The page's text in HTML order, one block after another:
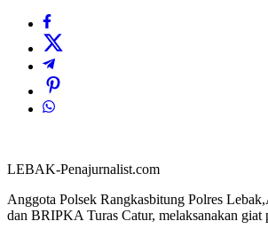
LEBAK-Penajurnalist.com
Anggota Polsek Rangkasbitung Polres
dan BRIPKA Turas Catur, melaksanakan giat